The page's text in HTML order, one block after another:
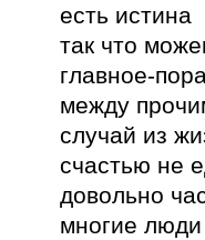
есть истина
так что
главное-
между
случай из
счастью не
довольно
многие люди